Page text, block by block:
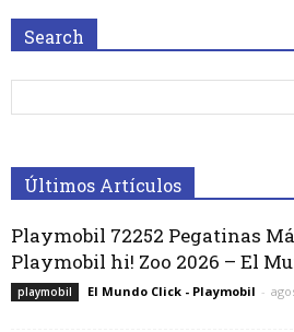
Search
Últimos Artículos
Playmobil 72252 Pegatinas
Playmobil hi! Zoo 2026 – El
playmobil El Mundo Click - Playmobil -